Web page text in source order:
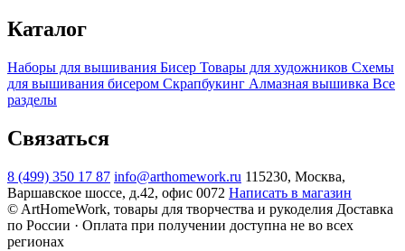
Каталог
Наборы для вышивания Бисер Товары для художников Схемы
для вышивания бисером Скрапбукинг Алмазная вышивка Все
разделы
Связаться
8 (499) 350 17 87 info@arthomework.ru 115230, Москва,
Варшавское шоссе, д.42, офис 0072 Написать в магазин
© ArtHomeWork, товары для творчества и рукоделия Доставка
по России · Оплата при получении доступна не во всех
регионах